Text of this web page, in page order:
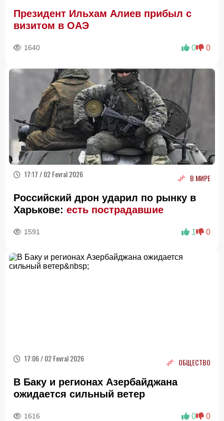
Президент Ильхам Алиев прибыл с
визитом в ОАЭ
1640 0 0
17:17 / 02 Fevral 2026 В МИРЕ
Российский дрон ударил по рынку в
Харькове: есть пострадавшие
1591 1 0
17:06 / 02 Fevral 2026 ОБЩЕСТВО
В Баку и регионах Азербайджана
ожидается сильный ветер
1616 0 0